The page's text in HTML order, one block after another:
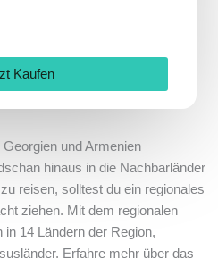
Kaufen
und Armenien
hinaus in die Nachbarländer
ziehen. Mit dem regionalen
14 Ländern der Region,
Erfahre mehr über das